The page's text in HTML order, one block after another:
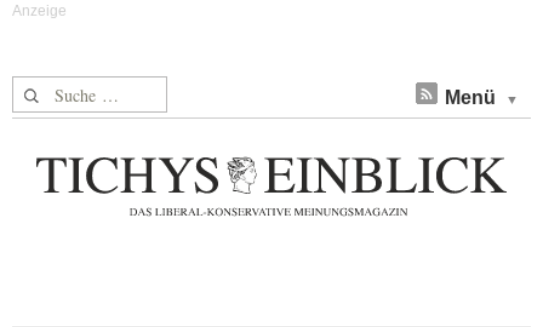
Suche nach: Menü